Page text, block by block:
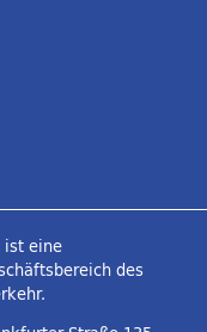
ist eine
des